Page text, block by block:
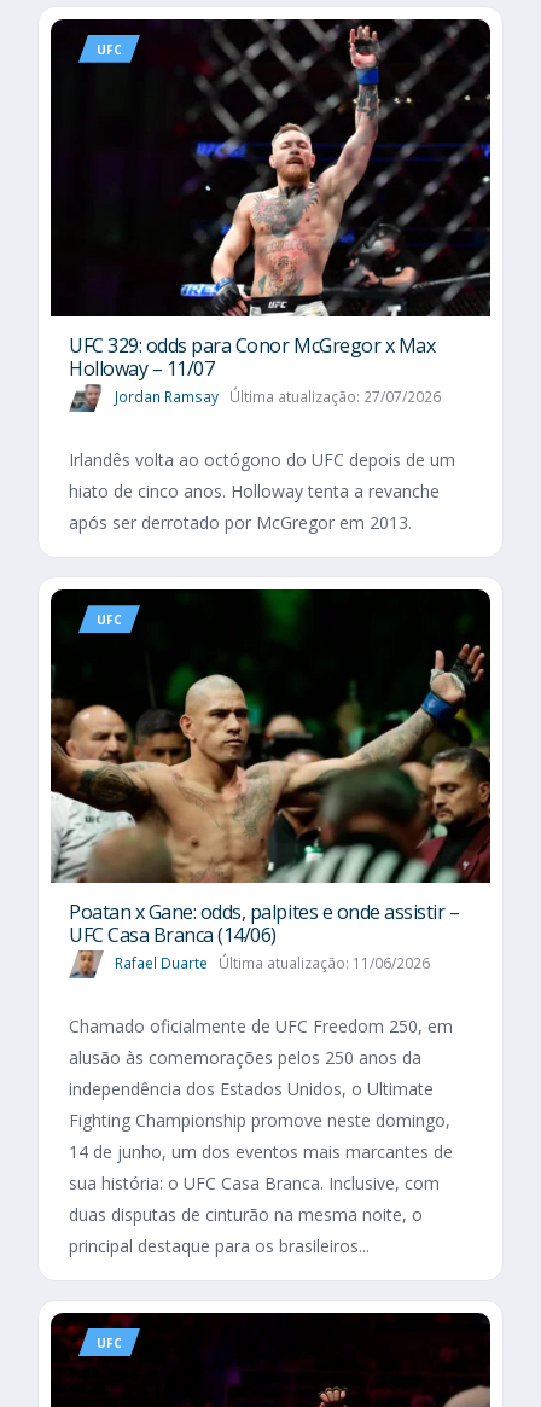
UFC
UFC 329: odds para Conor McGregor x Max
Holloway – 11/07
Jordan Ramsay Última atualização: 27/07/2026
Irlandês volta ao octógono do UFC depois de um
hiato de cinco anos. Holloway tenta a revanche
após ser derrotado por McGregor em 2013.
UFC
Poatan x Gane: odds, palpites e onde assistir –
UFC Casa Branca (14/06)
Rafael Duarte Última atualização: 11/06/2026
Chamado oficialmente de UFC Freedom 250, em
alusão às comemorações pelos 250 anos da
independência dos Estados Unidos, o Ultimate
Fighting Championship promove neste domingo,
14 de junho, um dos eventos mais marcantes de
sua história: o UFC Casa Branca. Inclusive, com
duas disputas de cinturão na mesma noite, o
principal destaque para os brasileiros...
UFC